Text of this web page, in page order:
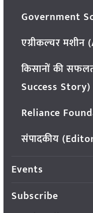
Government
एग्रीकल्चर
किसानों की
Success Story)
Reliance
संपादकीय
Events
Subscribe